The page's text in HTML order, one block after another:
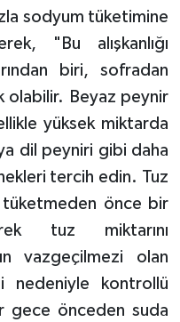
sodyum tüketimine
"Bu alışkanlığı
biri, sofradan
olabilir. Beyaz peynir
yüksek miktarda
dil peyniri gibi daha
tercih edin. Tuz
tüketmeden önce bir
tuz miktarını
vazgeçilmezi olan
nedeniyle kontrollü
gece önceden suda